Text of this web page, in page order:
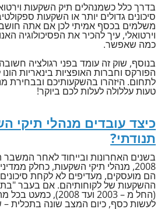
בדרך כלל כשמנהלים תיק השקעות
סיכונים גדולים יותר או השקעות
משלמים בכסף אמיתי לכן אם אתה
וירטואלי, עיך להכיר את הפסיכולוגיה
כמה שאפשר.
בנוסף, שוק זה עומד בפני רגולציה
הפורקס וחברות האופציות בינאריות
לתחום. היזהרו בהשקעותיכם ובבחירת
טעות עללולה לעלות לכם ביוקר!
כיצד עובדים מנהלי תיקי
תנודתי?
בשנים האחרונות ובייחוד לאחר המשבר
2008, מנהלי תיקי השקעות, כחלק
הם מועסקים, מעדיפים לא לקחת
ההשקעות של לקוחותיהם. אם בעבר
(החל מ – 2003 ועד
לעשות כסף, כיום המצב שונה בתכלית –